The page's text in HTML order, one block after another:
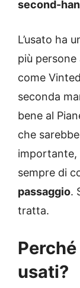
second-
L’usato ha
più
come
seconda
bene al
che
importante,
sempre di
passaggio.
tratta.
usati?